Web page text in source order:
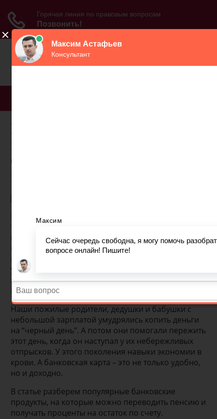
Можно ли перевести
пенсию с карты на почту
без посещения
пенсионного фонда
В обществе сложился стереотип, что пенсионеры
тяжело переходят на использование новых
инструментов, например, банковских карт или
мобильников. Но это не так. Они оценивают
каждую новинку с точки зрения экономии и
удобства, поэтому вопрос, на какую карту лучше
переводить пенсию, для большинства
пенсионеров актуальный.
Наши пожилые родители, дедушки и бабушки с
небольшой зарплатой умудрялись копить деньги
на “черный день”. А потом они помогали пережить
этот день, когда он наступал у их небережливых
отпрысков. У этого поколения навыки экономии в
крови. А банковская карта – это не только удобно,
но и доходно.
В статье разберем популярные банковские
продукты, на которые можно переводить пенсию и
получать проценты на остаток по счету.